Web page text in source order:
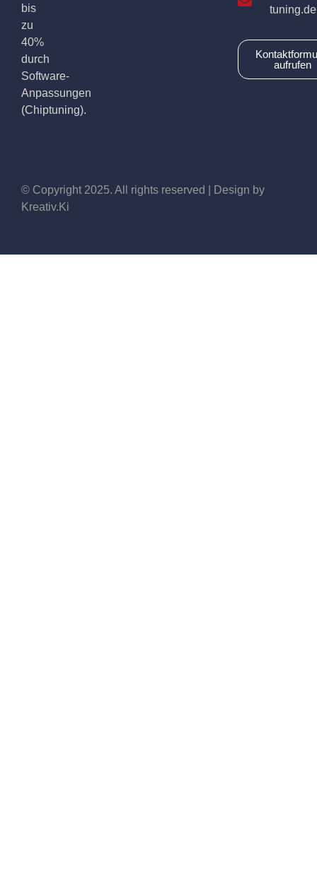
bis
zu
40%
durch
Software-
Anpassungen
(Chiptuning).
tuning.de
aufrufen
© Copyright 2025. All rights reserved | Design by
Kreativ.Ki